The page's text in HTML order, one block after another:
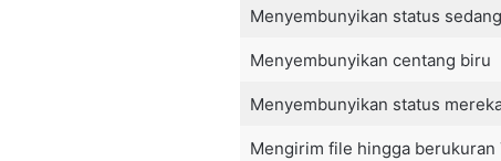
Menyembunyikan status
Menyembunyikan centang biru
Menyembunyikan status
Mengirim file hingga berukuran